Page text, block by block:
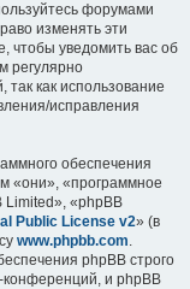
форумами
изменять эти
чтобы уведомить вас об
регулярно
как использование
исправления
обеспечения
«они», «программное
Limited», «phpBB
Public License v2» (в
www.phpbb.com.
phpBB строго
конференций, и phpBB